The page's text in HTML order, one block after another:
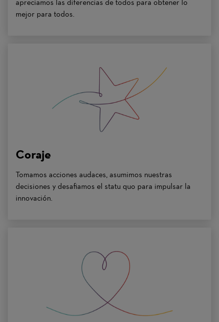
apreciamos las diferencias de todos para obtener lo
mejor para todos.
Coraje
Tomamos acciones audaces, asumimos nuestras
decisiones y desafiamos el statu quo para impulsar la
innovación.